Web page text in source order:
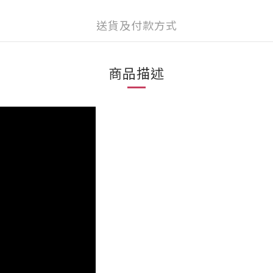
送貨及付款方式
商品描述